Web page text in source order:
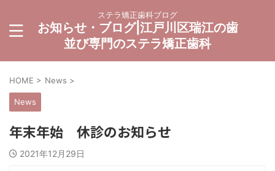
ステラ矯正歯科ブログ
お知らせ・ブログ|江戸川区瑞江の歯
並び専門のステラ矯正歯科
HOME > News >
News
年末年始 休診のお知らせ
2021年12月29日